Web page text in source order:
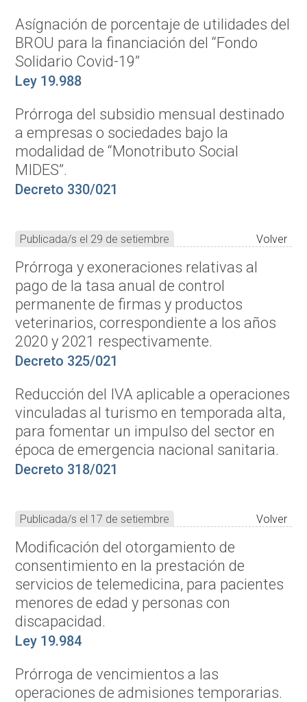
Asígnación de porcentaje de utilidades del
BROU para la financiación del “Fondo
Solidario Covid-19”
Ley 19.988
Prórroga del subsidio mensual destinado
a empresas o sociedades bajo la
modalidad de “Monotributo Social
MIDES”.
Decreto 330/021
Publicada/s el 29 de setiembre Volver
Prórroga y exoneraciones relativas al
pago de la tasa anual de control
permanente de firmas y productos
veterinarios, correspondiente a los años
2020 y 2021 respectivamente.
Decreto 325/021
Reducción del IVA aplicable a operaciones
vinculadas al turismo en temporada alta,
para fomentar un impulso del sector en
época de emergencia nacional sanitaria.
Decreto 318/021
Publicada/s el 17 de setiembre Volver
Modificación del otorgamiento de
consentimiento en la prestación de
servicios de telemedicina, para pacientes
menores de edad y personas con
discapacidad.
Ley 19.984
Prórroga de vencimientos a las
operaciones de admisiones temporarias.